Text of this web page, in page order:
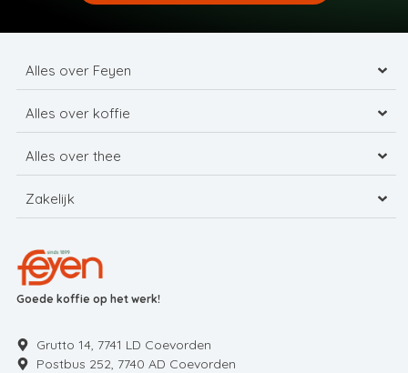
Alles over Feyen
Alles over koffie
Alles over thee
Zakelijk
Goede koffie op het werk!
Grutto 14, 7741 LD Coevorden
Postbus 252, 7740 AD Coevorden